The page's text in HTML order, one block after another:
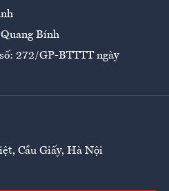
Bính
272/GP-BTTTT ngày
Cầu Giấy, Hà Nội